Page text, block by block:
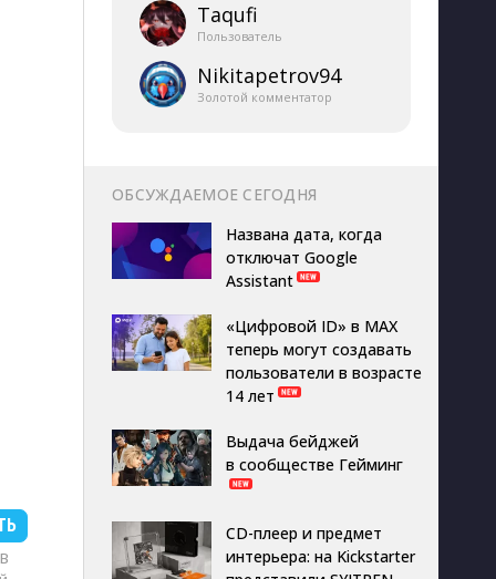
Taqufi
Пользователь
Nikitapetrov94
Золотой комментатор
ОБСУЖДАЕМОЕ СЕГОДНЯ
Названа дата, когда
отключат Google
Assistant
«Цифровой ID» в MAX
теперь могут создавать
пользователи в возрасте
14 лет
Выдача бейджей
в сообществе Гейминг
CD-плеер и предмет
интерьера: на Kickstarter